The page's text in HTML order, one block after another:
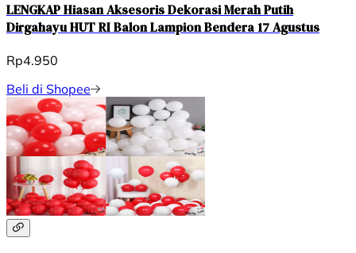
LENGKAP Hiasan Aksesoris Dekorasi Merah Putih
Dirgahayu HUT RI Balon Lampion Bendera 17 Agustus
Rp4.950
Beli di Shopee